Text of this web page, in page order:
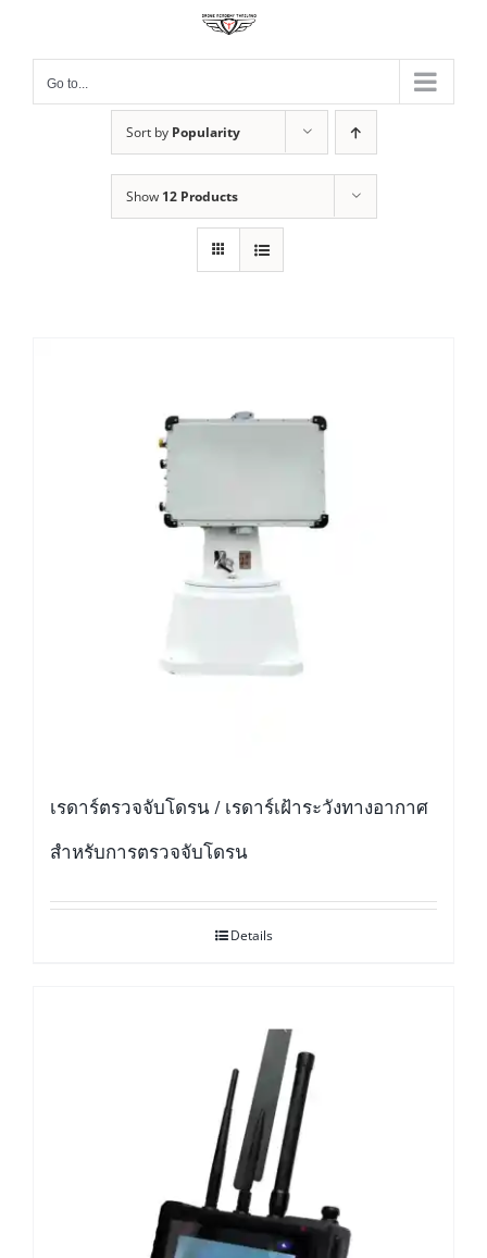
contentGo to...
Sort by Popularity
Show 12 Products
เรดาร์ตรวจจับโดรน / เรดาร์เฝ้าระวังทางอากาศ
สำหรับการตรวจจับโดรน
Details